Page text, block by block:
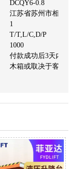
DCQY6-0.8
江苏省苏州市相城区
1
T/T,L/C,D/P
1000
付款成功后3天内安
木箱或取决于客户的